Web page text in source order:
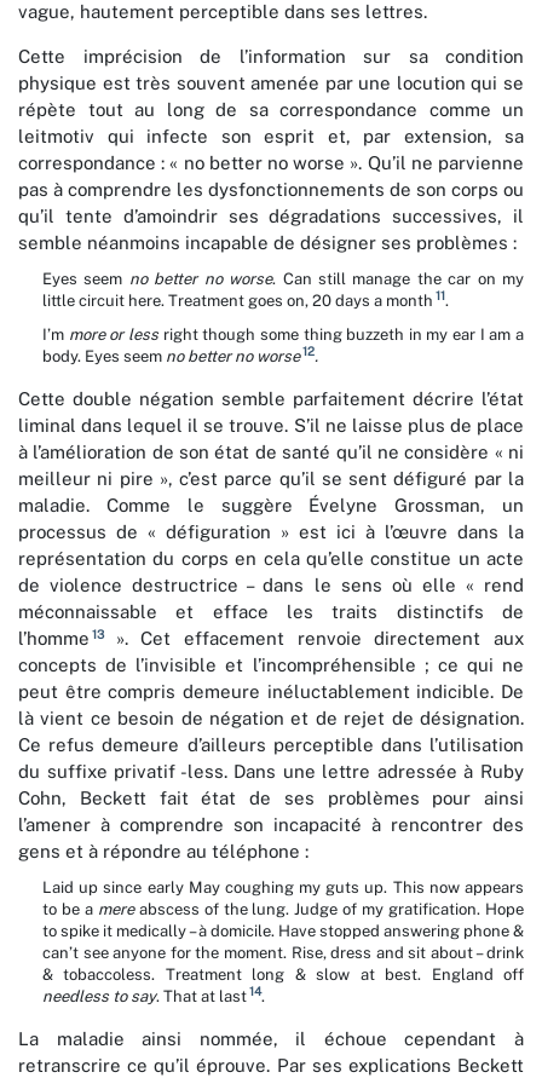
vague, hautement perceptible dans ses lettres.
Cette imprécision de l’information sur sa condition
physique est très souvent amenée par une locution qui se
répète tout au long de sa correspondance comme un
leitmotiv qui infecte son esprit et, par extension, sa
correspondance : « no better no worse ». Qu’il ne parvienne
pas à comprendre les dysfonctionnements de son corps ou
qu’il tente d’amoindrir ses dégradations successives, il
semble néanmoins incapable de désigner ses problèmes :
Eyes seem no better no worse. Can still manage the car on my
little circuit here. Treatment goes on, 20 days a month 11.
I’m more or lessright though some thing buzzeth in my ear I am a
body. Eyes seem no better no worse12.
Cette double négation semble parfaitement décrire l’état
liminal dans lequel il se trouve. S’il ne laisse plus de place
à l’amélioration de son état de santé qu’il ne considère « ni
meilleur ni pire », c’est parce qu’il se sent défiguré par la
maladie. Comme le suggère Évelyne Grossman, un
processus de « défiguration » est ici à l’œuvre dans la
représentation du corps en cela qu’elle constitue un acte
de violence destructrice – dans le sens où elle « rend
méconnaissable et efface les traits distinctifs de
l’homme 13
». Cet effacement renvoie directement aux
concepts de l’invisible et l’incompréhensible ; ce qui ne
peut être compris demeure inéluctablement indicible. De
là vient ce besoin de négation et de rejet de désignation.
Ce refus demeure d’ailleurs perceptible dans l’utilisation
du suffixe privatif -less. Dans une lettre adressée à Ruby
Cohn, Beckett fait état de ses problèmes pour ainsi
l’amener à comprendre son incapacité à rencontrer des
gens et à répondre au téléphone :
Laid up since early May coughing my guts up. This now appears
to be a mereabscess of the lung. Judge of my gratification. Hope
to spike it medically – à domicile. Have stopped answering phone &
can’t see anyone for the moment. Rise, dress and sit about – drink
& tobaccoless. Treatment long & slow at best. England off
needless to say. That at last14.
La maladie ainsi nommée, il échoue cependant à
retranscrire ce qu’il éprouve. Par ses explications Beckett